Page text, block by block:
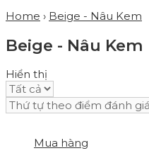
Home › Beige - Nâu Kem
Beige - Nâu Kem
Hiển thị
Mua hàng